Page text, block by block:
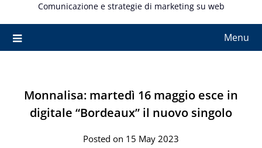
Comunicazione e strategie di marketing su web
Menu
Monnalisa: martedì 16 maggio esce in
digitale “Bordeaux” il nuovo singolo
Posted on 15 May 2023